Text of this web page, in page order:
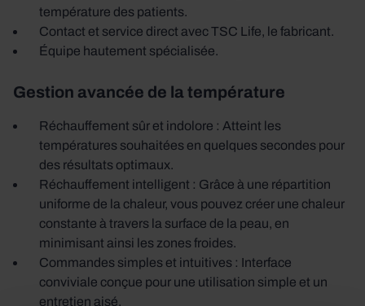
température des patients.
Contact et service direct avec TSC Life, le fabricant.
Équipe hautement spécialisée.
Gestion avancée de la température
Réchauffement sûr et indolore : Atteint les
températures souhaitées en quelques secondes pour
des résultats optimaux.
Réchauffement intelligent : Grâce à une répartition
uniforme de la chaleur, vous pouvez créer une chaleur
constante à travers la surface de la peau, en
minimisant ainsi les zones froides.
Commandes simples et intuitives : Interface
conviviale conçue pour une utilisation simple et un
entretien aisé.